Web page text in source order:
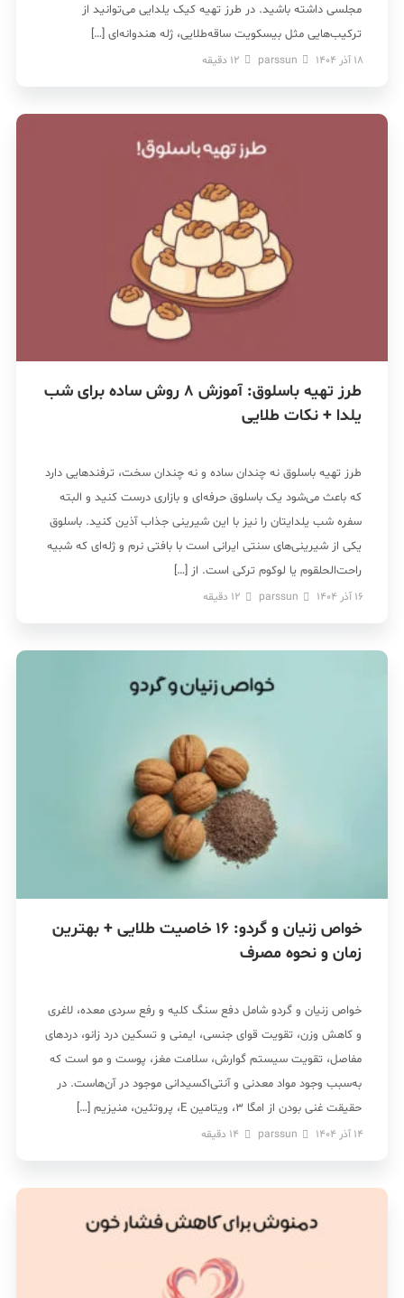
مجلسی داشته باشید. در طرز تهیه کیک یلدایی می‌توانید از
ترکیب‌هایی مثل بیسکویت ساقه‌طلایی، ژله هندوانه‌ای […]
18 آذر 1404 parssun
12 دقیقه
طرز تهیه باسلوق: آموزش 8 روش ساده برای شب
یلدا + نکات طلایی
طرز تهیه باسلوق نه چندان ساده و نه چندان سخت، ترفندهایی دارد
که باعث می‌شود یک باسلوق حرفه‌ای و بازاری درست کنید و البته
سفره شب یلدایتان را نیز با این شیرینی جذاب آذین کنید. باسلوق
یکی از شیرینی‌های سنتی ایرانی است با بافتی نرم و ژله‌ای که شبیه
راحت‌الحلقوم یا لوکوم ترکی است. از […]
16 آذر 1404 parssun
12 دقیقه
خواص زنیان و گردو: 16 خاصیت طلایی + بهترین
زمان و نحوه مصرف
خواص زنیان و گردو شامل دفع سنگ کلیه و رفع سردی معده، لاغری
و کاهش وزن، تقویت قوای جنسی، ایمنی و تسکین درد زانو، دردهای
مفاصل، تقویت سیستم گوارش، سلامت مغز، پوست و مو است که
به‌سبب وجود مواد معدنی و آنتی‌اکسیدانی موجود در آن‌هاست. در
حقیقت غنی بودن از امگا 3، ویتامین E، پروتئین، منیزیم […]
14 آذر 1404 parssun
14 دقیقه